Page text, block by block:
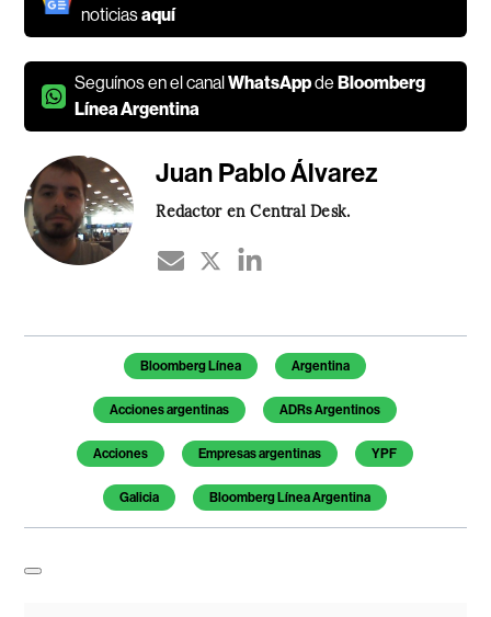
noticiasaquí
Seguínos en el canalWhatsAppdeBloomberg
Línea Argentina
Juan Pablo Álvarez
Redactor en Central Desk.
Temas de este artículo
Bloomberg Línea Argentina
Acciones argentinas ADRs Argentinos
Acciones Empresas argentinas YPF
Galicia Bloomberg Línea Argentina